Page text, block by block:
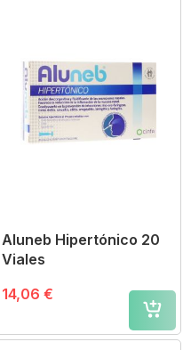
Aluneb Hipertónico 20
Viales
14,06 €